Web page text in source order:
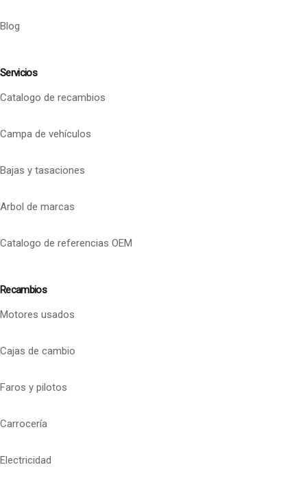
Blog
Servicios
Catalogo de recambios
Campa de vehículos
Bajas y tasaciones
Arbol de marcas
Catalogo de referencias OEM
Recambios
Motores usados
Cajas de cambio
Faros y pilotos
Carrocería
Electricidad